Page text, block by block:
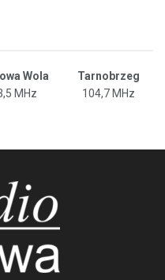
Wola
Tarnobrzeg
MHz 104,7 MHz